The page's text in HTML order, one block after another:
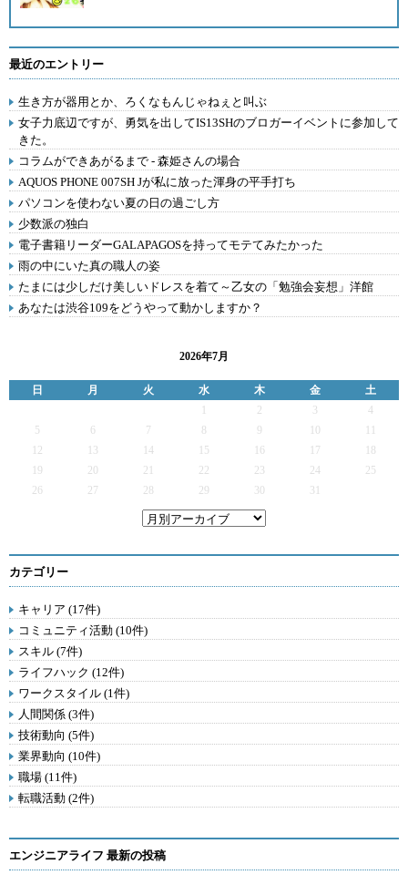
最近のエントリー
生き方が器用とか、ろくなもんじゃねぇと叫ぶ
女子力底辺ですが、勇気を出してIS13SHのブロガーイベントに参加して
きた。
コラムができあがるまで - 森姫さんの場合
AQUOS PHONE 007SH Jが私に放った渾身の平手打ち
パソコンを使わない夏の日の過ごし方
少数派の独白
電子書籍リーダーGALAPAGOSを持ってモテてみたかった
雨の中にいた真の職人の姿
たまには少しだけ美しいドレスを着て～乙女の「勉強会妄想」洋館
あなたは渋谷109をどうやって動かしますか？
2026年7月
日 月 火 水 木 金
土
2 3
4
5
6 7 9
12
13 14 15 16 17
19
20 21 22 23 24
25
26
27 28 29 30 31
カテゴリー
キャリア (17件)
コミュニティ活動 (10件)
スキル (7件)
ライフハック (12件)
ワークスタイル (1件)
人間関係 (3件)
技術動向 (5件)
業界動向 (10件)
職場 (11件)
転職活動 (2件)
エンジニアライフ 最新の投稿